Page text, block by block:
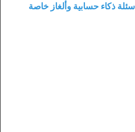
ذكاء حسابية وألغاز خاصة